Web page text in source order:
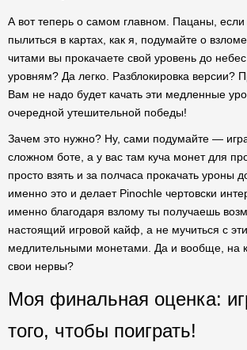
А вот теперь о самом главном. Пацаны, если
пылиться в картах, как я, подумайте о
читами вы прокачаете свой уровень до
уровням? Да легко. Разблокировка версии?
Вам не надо будет качать эти медленные
очередной утешительной победы!
Зачем это нужно? Ну, сами подумайте —
сложном боте, а у вас там куча монет для
просто взять и за полчаса прокачать уроны
именно это и делает Pinochle чертовски
именно благодаря взлому ты получаешь
настоящий игровой кайф, а не мучиться с
медлительными монетами. Да и вообще, на
свои нервы?
Моя финальная оценка:
того, чтобы поиграть!